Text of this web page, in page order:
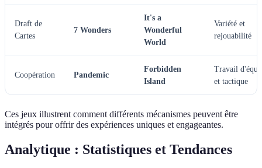
Draft de
Cartes
7 Wonders
It's a
Wonderful
World
Variété et
rejouabilité
Coopération Pandemic
Forbidden
Island
Travail
et tactique
Ces jeux illustrent comment différents mécanismes peuvent être
intégrés pour offrir des expériences uniques et engageantes.
Analytique : Statistiques et Tendances